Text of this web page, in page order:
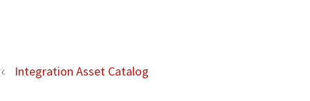
Integration Asset Catalog